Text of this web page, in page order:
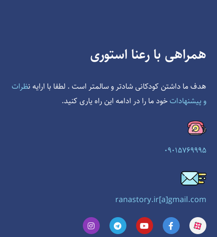
همراهی با رعنا استوری
هدف ما داشتن کودکانی شادتر و سالمتر است . لطفا با ارایه نظرات
و پیشنهادات خود ما را در ادامه این راه یاری کنید.
09015769995
ranastory.ir[a]gmail.com